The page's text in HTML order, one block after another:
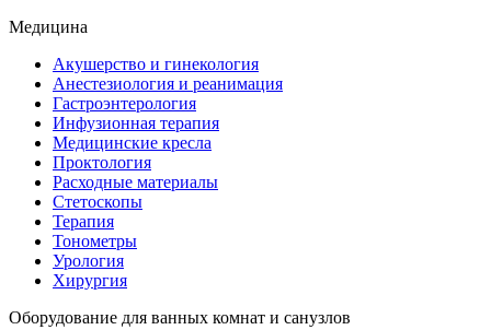
Медицина
Акушерство и гинекология
Анестезиология и реанимация
Гастроэнтерология
Инфузионная терапия
Медицинские кресла
Проктология
Расходные материалы
Стетоскопы
Терапия
Тонометры
Урология
Хирургия
Оборудование для ванных комнат и санузлов